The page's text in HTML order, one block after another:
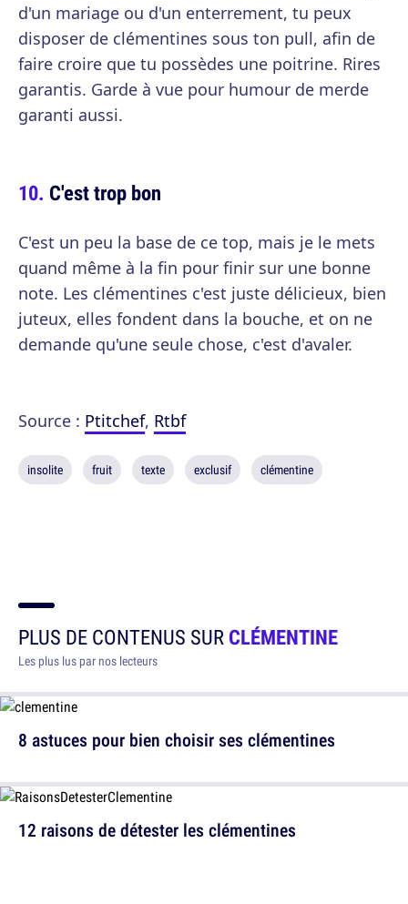
d'un mariage ou d'un enterrement, tu peux
disposer de clémentines sous ton pull, afin de
faire croire que tu possèdes une poitrine. Rires
garantis. Garde à vue pour humour de merde
garanti aussi.
C'est trop bon
C'est un peu la base de ce top, mais je le mets
quand même à la fin pour finir sur une bonne
note. Les clémentines c'est juste délicieux, bien
juteux, elles fondent dans la bouche, et on ne
demande qu'une seule chose, c'est d'avaler.
Source : Ptitchef, Rtbf
insolite fruit texte exclusif clémentine
PLUS DE CONTENUS SURCLÉMENTINE
Les plus lus par nos lecteurs
12 raisons de détester les clémentines
8 astuces pour bien choisir ses clémentines